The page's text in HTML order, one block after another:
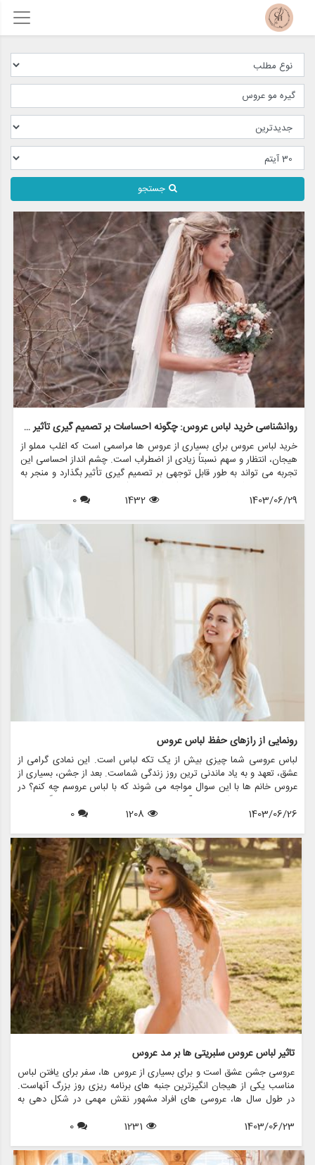
جستجو
روانشناسی خرید لباس عروس: چگونه احساسات بر تصمیم گیری تأثیر می گذارد
خرید لباس عروس برای بسیاری از عروس ها مراسمی است که اغلب مملو از
هیجان، انتظار و سهم نسبتاً زیادی از اضطراب است. چشم انداز احساسی این
تجربه می تواند به طور قابل توجهی بر تصمیم گیری تأثیر بگذارد و منجر به
انتخاب هایی شود که نه تنها سبک شخصی بلکه عوامل روانی عمیق تری را
نیز منعکس می کند. در این مقاله، روانشناسی خرید لباس عروس، چگونگی
چرخچی در این فرآیند پیچیده را بررسی خواهیم کرد.
1403/06/29
1432
0
رونمایی از رازهای حفظ لباس عروس
لباس عروسی شما چیزی بیش از یک تکه لباس است. این نمادی گرامی از
عشق، تعهد و به یاد ماندنی ترین روز زندگی شماست. بعد از جشن، بسیاری از
عروس خانم ها با این سوال مواجه می شوند که با لباس عروسم چه کنم؟ در
حالی که برخی ممکن است آن را بفروشند یا اهدا کنند، برخی دیگر ترجیح
می دهند آن را برای نسل های آینده یا به دلایل احساسی حفظ کنند. در این
کنیم که لباس شما به زیبایی روزی که آن را پوشیده اید، باقی می ماند.
همچنین نشان خواهیم داد که چگونه فروشگاه هایی مانند مزون چرخچی می
توانند به عروس ها در همه چیز از اجاره تا نگهداری کمک کنند.
1403/06/26
1208
0
تاثیر لباس عروس سلبریتی ها بر مد عروس
عروسی جشن عشق است و برای بسیاری از عروس ها، سفر برای یافتن لباس
مناسب یکی از هیجان انگیزترین جنبه های برنامه ریزی روز بزرگ آنهاست.
در طول سال ها، عروسی های افراد مشهور نقش مهمی در شکل دهی به
گرفته تا لباس های عروسی سلطنتی که توجه جهانیان را به خود جلب می
پوشیدن دارند. این مقاله به بررسی تأثیر لباس های عروسی افراد مشهور بر
1403/06/23
1231
0